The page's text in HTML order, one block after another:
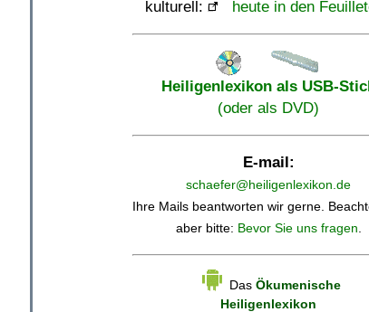
kulturell:
heute in den
Heiligenlexikon als USB-
(oder als DVD)
E-mail:
schaefer@heiligenlexikon.de
Ihre Mails beantworten wir gerne.
aber bitte: Bevor Sie uns fragen.
Das Ökumenische
Heiligenlexikon